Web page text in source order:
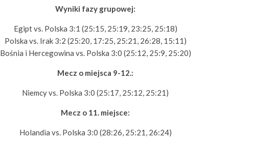
Wyniki fazy grupowej:
Egipt vs. Polska 3:1 (25:15, 25:19, 23:25, 25:18)
Polska vs. Irak 3:2 (25:20, 17:25, 25:21, 26:28, 15:11)
Bośnia i Hercegowina vs. Polska 3:0 (25:12, 25:9, 25:20)
Mecz o miejsca 9-12.:
Niemcy vs. Polska 3:0 (25:17, 25:12, 25:21)
Mecz o 11. miejsce:
Holandia vs. Polska 3:0 (28:26, 25:21, 26:24)